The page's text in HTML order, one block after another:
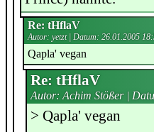
Re: tHflaV
Autor: yetzt | Datum: 26.01.2005
Qapla' vegan
Re: tHflaV
Autor: Achim Stößer |
> Qapla' vegan